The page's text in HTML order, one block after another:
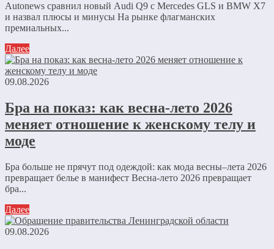
Autonews сравнил новый Audi Q9 с Mercedes GLS и BMW X7
и назвал плюсы и минусы На рынке флагманских
премиальных...
Далее
09.08.2026
Бра на показ: как весна-лето 2026
меняет отношение к женскому телу и
моде
Бра больше не прячут под одеждой: как мода весны–лета 2026
превращает белье в манифест Весна-лето 2026 превращает
бра...
Далее
09.08.2026